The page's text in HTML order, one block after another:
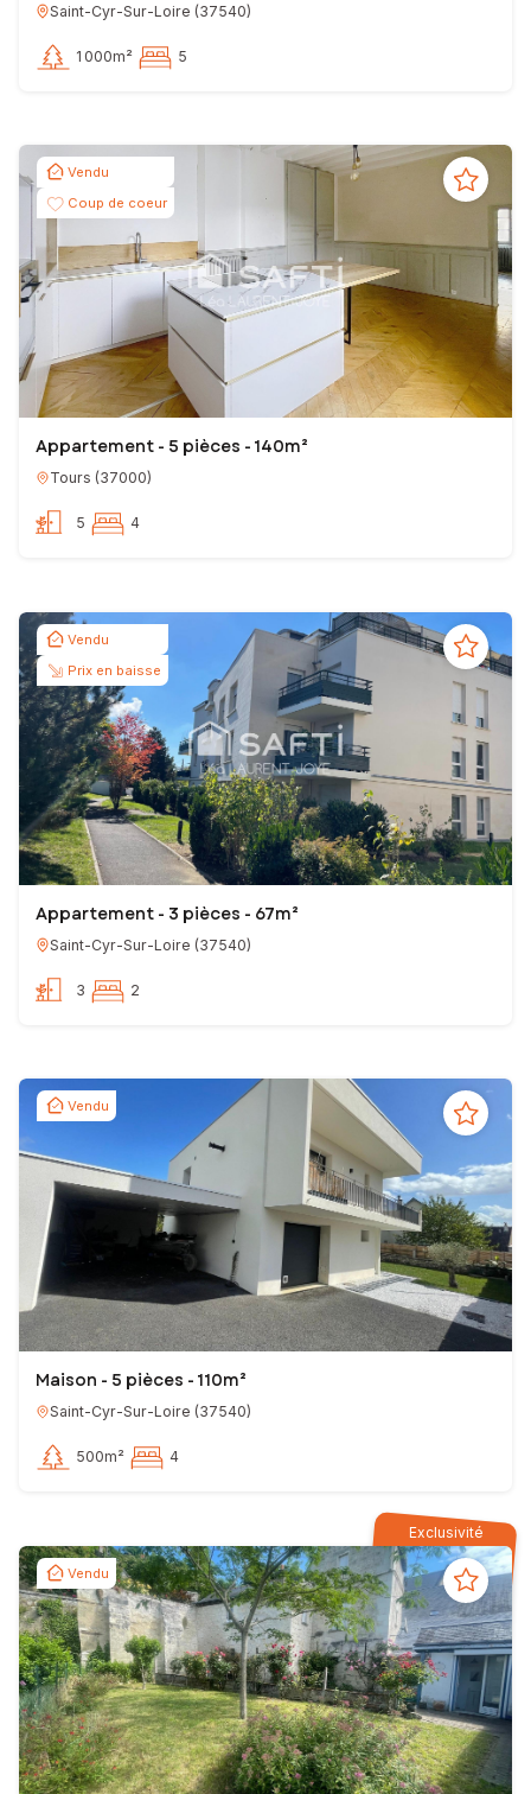
Saint-Cyr-Sur-Loire (37540)
1 000m² 5
Vendu
Coup de coeur
Appartement - 5 pièces - 140m²
Tours (37000)
5 4
Vendu
Prix en baisse
Appartement - 3 pièces - 67m²
Saint-Cyr-Sur-Loire (37540)
3 2
Vendu
Maison - 5 pièces - 110m²
Saint-Cyr-Sur-Loire (37540)
500m² 4
Exclusivité
Vendu